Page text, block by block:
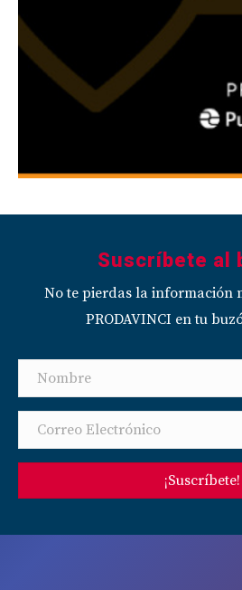
Suscríbete al
No te pierdas la información
PRODAVINCI en tu
¡Suscríbete!